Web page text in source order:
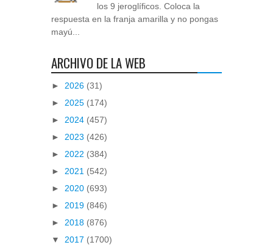
los 9 jeroglíficos. Coloca la
respuesta en la franja amarilla y no pongas
mayú...
ARCHIVO DE LA WEB
► 2026 (31)
► 2025 (174)
► 2024 (457)
► 2023 (426)
► 2022 (384)
► 2021 (542)
► 2020 (693)
► 2019 (846)
► 2018 (876)
▼ 2017 (1700)